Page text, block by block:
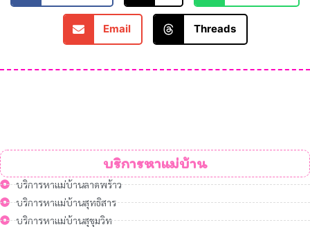
Email Threads
บริการหาแม่บ้าน
บริการหาแม่บ้านลาดพร้าว
บริการหาแม่บ้านสุทธิสาร
บริการหาแม่บ้านสุขุมวิท